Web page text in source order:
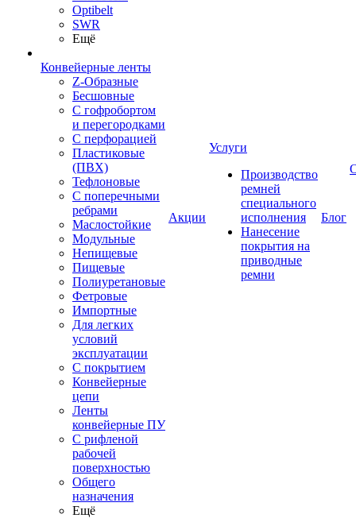
Optibelt
SWR
Ещё
Конвейерные ленты
Z-Образные
Бесшовные
С гофробортом
и перегородками
С перфорацией
Пластиковые
(ПВХ)
Тефлоновые
С поперечными
ребрами
Маслостойкие
Модульные
Непищевые
Пищевые
Полиуретановые
Фетровые
Импортные
Для легких
условий
эксплуатации
С покрытием
Конвейерные
цепи
Ленты
конвейерные ПУ
С рифленой
рабочей
поверхностью
Общего
назначения
Ещё
Акции
Услуги
Производство
ремней
специального
исполнения
Нанесение
покрытия на
приводные
ремни
Блог